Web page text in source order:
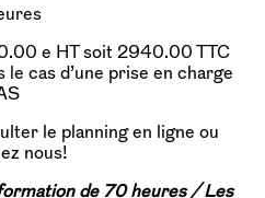
e HT soit 2940.00 TTC
le cas d’une prise en charge
le planning en ligne ou
nous!
de 70 heures / Les